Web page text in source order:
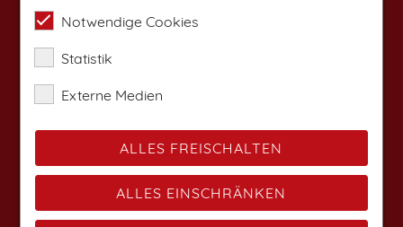
Notwendige Cookies
Statistik
Externe Medien
ALLES FREISCHALTEN
ALLES EINSCHRÄNKEN